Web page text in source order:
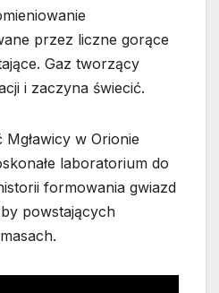
przez liczne gorące
Gaz tworzący
i zaczyna świecić.
w Orionie
laboratorium do
formowania gwiazd
powstających